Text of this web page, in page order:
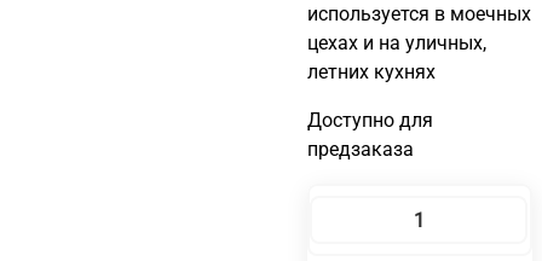
используется в моечных
цехах и на уличных,
летних кухнях
Доступно для
предзаказа